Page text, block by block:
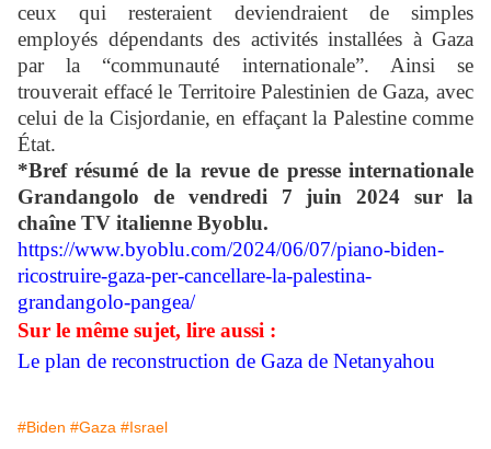
ceux qui resteraient deviendraient de simples
employés dépendants des activités installées à Gaza
par la “communauté internationale”. Ainsi se
trouverait effacé le Territoire Palestinien de Gaza, avec
celui de la Cisjordanie, en effaçant la Palestine comme
État.
*Bref résumé de la revue de presse internationale
Grandangolo de vendredi 7 juin 2024 sur la
chaîne TV italienne Byoblu.
https://www.byoblu.com/2024/06/07/piano-biden-
ricostruire-gaza-per-cancellare-la-palestina-
grandangolo-pangea/
Sur le même sujet, lire aussi :
Le plan de reconstruction de Gaza de Netanyahou
#Biden #Gaza #Israel